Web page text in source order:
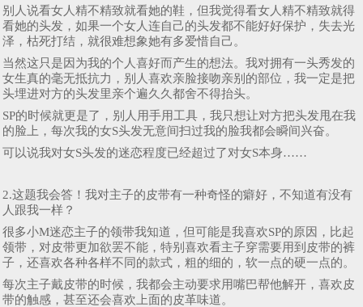
别人说看女人精不精致就看她的鞋，但我觉得看女人精不精致就得
看她的头发，如果一个女人连自己的头发都不能好好保护，失去光
泽，枯死打结，就很难想象她有多爱惜自己。
当然这只是因为我的个人喜好而产生的想法。我对拥有一头秀发的
女生真的毫无抵抗力，别人喜欢亲脸接吻亲别的部位，我一定是把
头埋进对方的头发里亲个遍久久都舍不得抬头。
SP的时候就更是了，别人用手用工具，我只想让对方把头发甩在我
的脸上，每次我的女S头发无意间扫过我的脸我都会瞬间兴奋。
可以说我对女S头发的迷恋程度已经超过了对女S本身……
2.这题我会答！我对主子的皮带有一种奇怪的癖好，不知道有没有
人跟我一样？
很多小M迷恋主子的领带我知道，但可能是我喜欢SP的原因，比起
领带，对皮带更加欲罢不能，特别喜欢看主子穿需要用到皮带的裤
子，还喜欢各种各样不同的款式，粗的细的，软一点的硬一点的。
每次主子戴皮带的时候，我都会主动要求用嘴巴帮他解开，喜欢皮
带的触感，甚至还会喜欢上面的皮革味道。